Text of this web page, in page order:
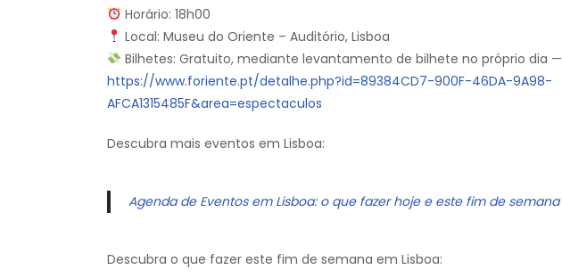
Horário: 18h00
Local: Museu do Oriente – Auditório, Lisboa
Bilhetes: Gratuito, mediante levantamento de bilhete no próprio dia —
https://www.foriente.pt/detalhe.php?id=89384CD7-900F-46DA-9A98-
AFCA1315485F&area=espectaculos
Descubra mais eventos em Lisboa:
Agenda de Eventos em Lisboa: o que fazer hoje e este fim de semana
Descubra o que fazer este fim de semana em Lisboa: